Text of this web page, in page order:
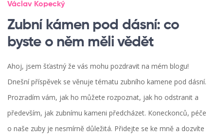
Václav Kopecký
Zubní kámen pod dásní: co
byste o něm měli vědět
Ahoj, jsem šťastný že vás mohu pozdravit na mém blogu!
Dnešní příspěvek se věnuje tématu zubního kamene pod dásní.
Prozradím vám, jak ho můžete rozpoznat, jak ho odstranit a
především, jak zubnímu kameni předcházet. Koneckonců, péče
o naše zuby je nesmírně důležitá. Přidejte se ke mně a dozvíte